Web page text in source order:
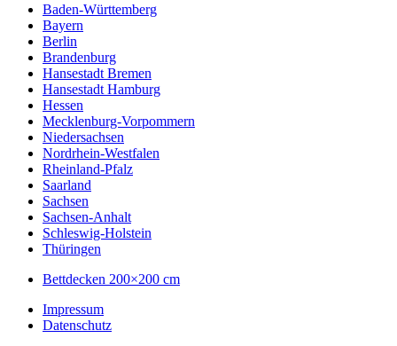
Baden-Württemberg
Bayern
Berlin
Brandenburg
Hansestadt Bremen
Hansestadt Hamburg
Hessen
Mecklenburg-Vorpommern
Niedersachsen
Nordrhein-Westfalen
Rheinland-Pfalz
Saarland
Sachsen
Sachsen-Anhalt
Schleswig-Holstein
Thüringen
Bettdecken 200×200 cm
Impressum
Datenschutz